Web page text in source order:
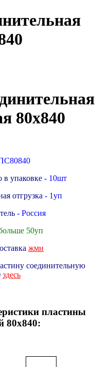
80х840
в упаковке - 10шт
отгрузка - 1уп
- Россия
50уп
жми
соединительную
здесь
пластины
80х840: